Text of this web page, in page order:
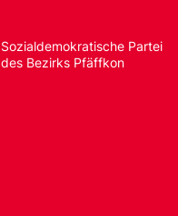
Sozialdemokratische Partei
des Bezirks Pfäffkon